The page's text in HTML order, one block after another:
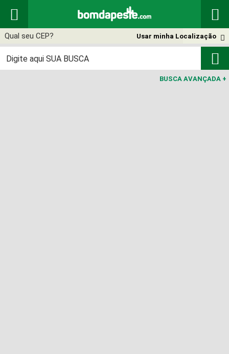
 

Usar minha Localização

BUSCA AVANÇADA +